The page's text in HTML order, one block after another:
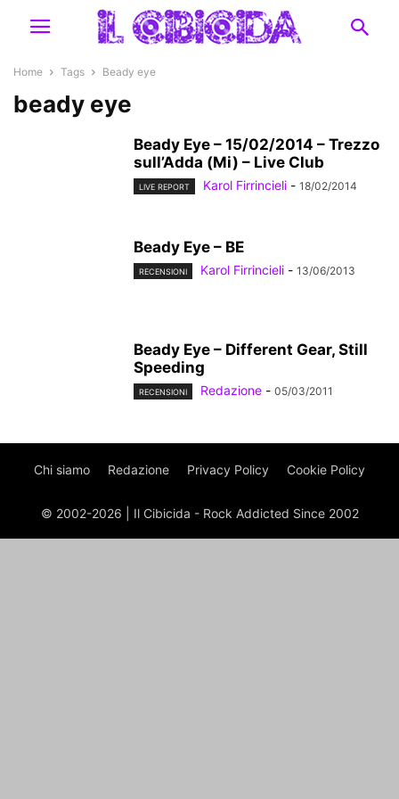
Home Tags Beady eye
beady eye
Beady Eye – 15/02/2014 – Trezzo
sull’Adda (Mi) – Live Club
LIVE REPORT Karol Firrincieli - 18/02/2014
Beady Eye – BE
RECENSIONI Karol Firrincieli - 13/06/2013
Beady Eye – Different Gear, Still
Speeding
RECENSIONI Redazione - 05/03/2011
Chi siamo Redazione Privacy Policy Cookie Policy
© 2002-2026 | Il Cibicida - Rock Addicted Since 2002